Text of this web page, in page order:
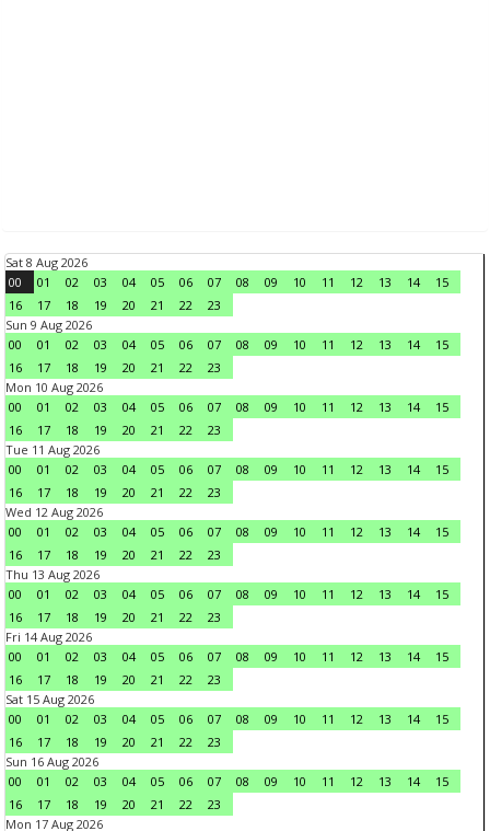
Sat 8 Aug 2026
00
01 02 03 04 05 06 07 08 09 10 11 12 13 14
15
16
17 18 19 20 21 22
23
Sun 9 Aug 2026
00
01 02 03 04 05 06 07 08 09 10 11 12 13 14
15
16
17 18 19 20 21 22
23
Mon 10 Aug 2026
00
01 02 03 04 05 06 07 08 09 10 11 12 13 14
15
16
17 18 19 20 21 22
23
Tue 11 Aug 2026
00
01 02 03 04 05 06 07 08 09 10 11 12 13 14
15
16
17 18 19 20 21 22
23
Wed 12 Aug 2026
00
01 02 03 04 05 06 07 08 09 10 11 12 13 14
15
16
17 18 19 20 21 22
23
Thu 13 Aug 2026
00
01 02 03 04 05 06 07 08 09 10 11 12 13 14
15
16
17 18 19 20 21 22
23
Fri 14 Aug 2026
00
01 02 03 04 05 06 07 08 09 10 11 12 13 14
15
16
17 18 19 20 21 22
23
Sat 15 Aug 2026
00
01 02 03 04 05 06 07 08 09 10 11 12 13 14
15
16
17 18 19 20 21 22
23
Sun 16 Aug 2026
00
01 02 03 04 05 06 07 08 09 10 11 12 13 14
15
16
17 18 19 20 21 22
23
Mon 17 Aug 2026